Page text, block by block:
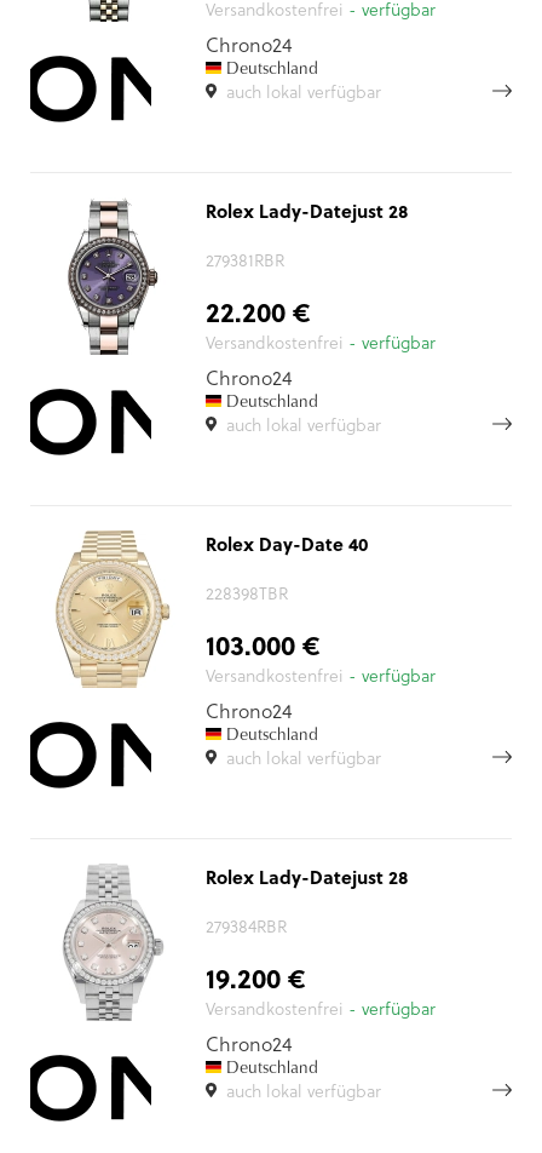
Versandkostenfrei - verfügbar
Chrono24
Deutschland
auch lokal verfügbar
Rolex Lady-Datejust 28
279381RBR
22.200 €
Versandkostenfrei - verfügbar
Chrono24
Deutschland
auch lokal verfügbar
Rolex Day-Date 40
228398TBR
103.000 €
Versandkostenfrei - verfügbar
Chrono24
Deutschland
auch lokal verfügbar
Rolex Lady-Datejust 28
279384RBR
19.200 €
Versandkostenfrei - verfügbar
Chrono24
Deutschland
auch lokal verfügbar